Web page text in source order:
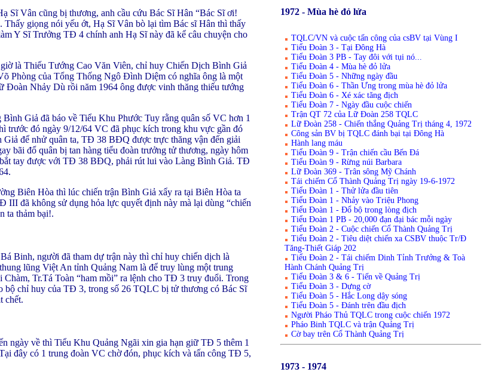
Sĩ Vân cũng bị thương, anh cầu cứu Bác Sĩ Hân “Bác Sĩ ơi!
giọng nói yếu ớt, Hạ Sĩ Vân bò lại tìm Bác sĩ Hân thì thấy
Y Sĩ Trưởng TĐ 4 chính anh Hạ Sĩ này đã kể câu chuyện cho
là Thiếu Tướng Cao Văn Viên, chỉ huy Chiến Dịch Bình Giả
Phòng của Tổng Thống Ngô Đình Diệm có nghĩa ông là một
Đoàn Nhảy Dù rồi năm 1964 ông được vinh thăng thiếu tướng
Giả đã báo về Tiểu Khu Phước Tuy rằng quân số VC hơn 1
đó ngày 9/12/64 VC đã phục kích trong khu vực gần đó
để nhử quân ta, TĐ 38 BĐQ được trực thăng vận đến giải
bãi đổ quân bị tan hàng tiểu đoàn trưởng tử thương, ngày hôm
tay được với TĐ 38 BĐQ, phải rút lui vào Làng Bình Giả. TĐ
Biên Hòa thì lúc chiến trận Bình Giả xẩy ra tại Biên Hòa ta
đã không sử dụng hỏa lực quyết định này mà lại dùng “chiến
ta thảm bại!.
Binh, người đã tham dự trận này thì chỉ huy chiến dịch là
lũng Việt An tỉnh Quảng Nam là để truy lùng một trung
Tr.Tá Toàn “ham mồi” ra lệnh cho TĐ 3 truy đuổi. Trong
bộ chỉ huy của TĐ 3, trong số 26 TQLC bị tử thương có Bác Sĩ
chết.
ngày về thì Tiểu Khu Quảng Ngãi xin gia hạn giữ TĐ 5 thêm 1
đây có 1 trung đoàn VC chờ đón, phục kích và tấn công TĐ 5,
1972 - Mùa hè đỏ lửa
TQLC/VN và cuộc tấn công của csBV tại Vùng I
Tiểu Đoàn 3 - Tại Đông Hà
Tiểu Đoàn 3 PB - Tay đôi với tụi nó...
Tiểu Đoàn 4 - Mùa hè đỏ lửa
Tiểu Đoàn 5 - Những ngày đầu
Tiểu Đoàn 6 - Thần Ưng trong mùa hè đỏ lửa
Tiểu Đoàn 6 - Xé xác tăng địch
Tiểu Đoàn 7 - Ngày đầu cuộc chiến
Trận QT 72 của Lữ Đoàn 258 TQLC
Lữ Đoàn 258 - Chiến thắng Quảng Trị tháng 4, 1972
Công sản BV bị TQLC đánh bại tại Đông Hà
Hành lang máu
Tiểu Đoàn 9 - Trận chiến cầu Bến Đá
Tiểu Đoàn 9 - Rừng núi Barbara
Lữ Đoàn 369 - Trân sông Mỹ Chánh
Tái chiếm Cổ Thành Quảng Trị ngày 19-6-1972
Tiểu Đoàn 1 - Thử lửa đầu tiên
Tiểu Đoàn 1 - Nhảy vào Triệu Phong
Tiểu Đoàn 1 - Đổ bộ trong lòng địch
Tiểu Đoàn 1 PB - 20,000 đạn đại bác mỗi ngày
Tiểu Đoàn 2 - Cuộc chiến Cổ Thành Quảng Trị
Tiểu Đoàn 2 - Tiêu diệt chiến xa CSBV thuộc Tr/Đ
Tăng-Thiết Giáp 202
Tiểu Đoàn 2 - Tái chiếm Dinh Tỉnh Trưởng & Toà
Hành Chánh Quảng Trị
Tiểu Đoàn 3 & 6 - Tiến về Quảng Trị
Tiểu Đoàn 3 - Dựng cờ
Tiểu Đoàn 5 - Hắc Long dậy sóng
Tiểu Đoàn 5 - Đánh trên đầu địch
Người Pháo Thủ TQLC trong cuộc chiến 1972
Pháo Binh TQLC và trận Quảng Trị
Cờ bay trên Cổ Thành Quảng Trị
1973 - 1974